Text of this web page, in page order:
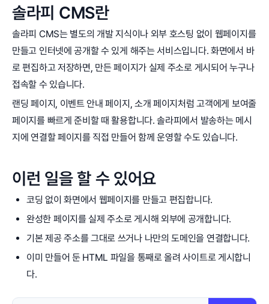
솔라피 CMS란
솔라피 CMS는 별도의 개발 지식이나 외부 호스팅 없이 웹페이지를
만들고 인터넷에 공개할 수 있게 해주는 서비스입니다. 화면에서 바
로 편집하고 저장하면, 만든 페이지가 실제 주소로 게시되어 누구나
접속할 수 있습니다.
랜딩 페이지, 이벤트 안내 페이지, 소개 페이지처럼 고객에게 보여줄
페이지를 빠르게 준비할 때 활용합니다. 솔라피에서 발송하는 메시
지에 연결할 페이지를 직접 만들어 함께 운영할 수도 있습니다.
이런 일을 할 수 있어요
코딩 없이 화면에서 웹페이지를 만들고 편집합니다.
완성한 페이지를 실제 주소로 게시해 외부에 공개합니다.
기본 제공 주소를 그대로 쓰거나 나만의 도메인을 연결합니다.
이미 만들어 둔 HTML 파일을 통째로 올려 사이트로 게시합니
다.